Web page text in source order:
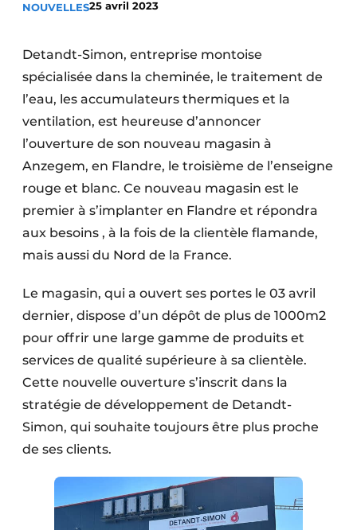
Construction bois
Contrôle d’accès
Éclairage
Fondations
Façades
Géotextiles
Infrastructures souterraines et égouttage
Protection solaire
Rénovation
Sécurité incendie
Software
Techniques ferroviaires
NOUVELLES25 avril 2023
Detandt-Simon, entreprise montoise
spécialisée dans la cheminée, le traitement de
l’eau, les accumulateurs thermiques et la
ventilation, est heureuse d’annoncer
l’ouverture de son nouveau magasin à
Anzegem, en Flandre, le troisième de l’enseigne
rouge et blanc. Ce nouveau magasin est le
premier à s’implanter en Flandre et répondra
aux besoins , à la fois de la clientèle flamande,
mais aussi du Nord de la France.
Le magasin, qui a ouvert ses portes le 03 avril
dernier, dispose d’un dépôt de plus de 1000m2
pour offrir une large gamme de produits et
services de qualité supérieure à sa clientèle.
Cette nouvelle ouverture s’inscrit dans la
stratégie de développement de Detandt-
Simon, qui souhaite toujours être plus proche
de ses clients.